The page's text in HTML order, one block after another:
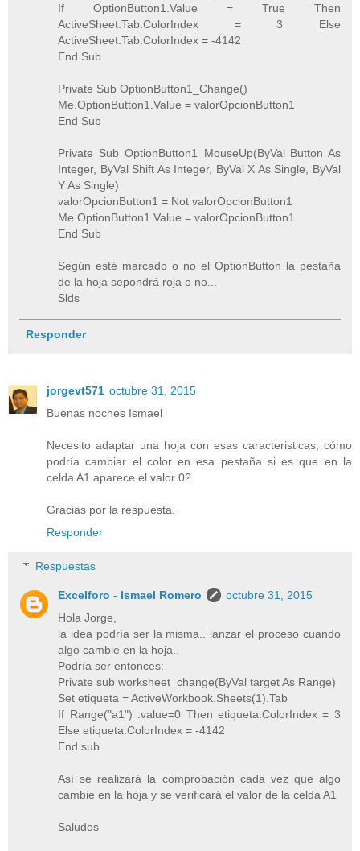
If OptionButton1.Value = True Then
ActiveSheet.Tab.ColorIndex = 3 Else
ActiveSheet.Tab.ColorIndex = -4142
End Sub
Private Sub OptionButton1_Change()
Me.OptionButton1.Value = valorOpcionButton1
End Sub
Private Sub OptionButton1_MouseUp(ByVal Button As
Integer, ByVal Shift As Integer, ByVal X As Single, ByVal
Y As Single)
valorOpcionButton1 = Not valorOpcionButton1
Me.OptionButton1.Value = valorOpcionButton1
End Sub
Según esté marcado o no el OptionButton la pestaña
de la hoja sepondrá roja o no...
Slds
Responder
jorgevt571 octubre 31, 2015
Buenas noches Ismael
Necesito adaptar una hoja con esas caracteristicas, cómo
podría cambiar el color en esa pestaña si es que en la
celda A1 aparece el valor 0?
Gracias por la respuesta.
Responder
Respuestas
Excelforo - Ismael Romero
octubre 31, 2015
Hola Jorge,
la idea podría ser la misma.. lanzar el proceso cuando
algo cambie en la hoja..
Podría ser entonces:
Private sub worksheet_change(ByVal target As Range)
Set etiqueta = ActiveWorkbook.Sheets(1).Tab
If Range("a1") .value=0 Then etiqueta.ColorIndex = 3
Else etiqueta.ColorIndex = -4142
End sub
Así se realizará la comprobación cada vez que algo
cambie en la hoja y se verificará el valor de la celda A1
Saludos